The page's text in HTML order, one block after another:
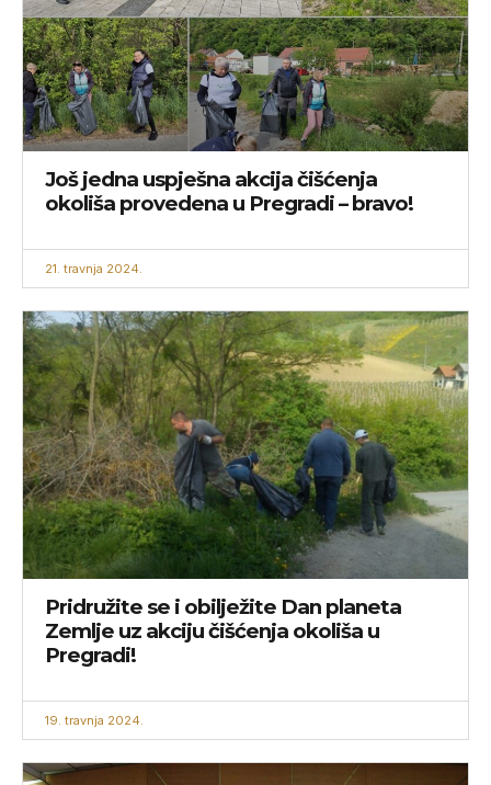
Još jedna uspješna akcija čišćenja
okoliša provedena u Pregradi – bravo!
21. travnja 2024.
Pridružite se i obilježite Dan planeta
Zemlje uz akciju čišćenja okoliša u
Pregradi!
19. travnja 2024.